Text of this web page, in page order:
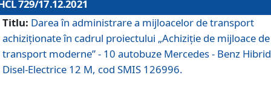
729/17.12.2021
Titlu: Darea în administrare a mijloacelor de transport
achiziționate în cadrul proiectului „Achiziţie de mijloace de
transport moderne” - 10 autobuze Mercedes - Benz Hibrid
Disel-Electrice 12 M, cod SMIS 126996.